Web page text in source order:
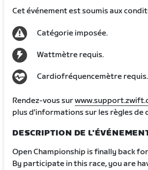
Cet événement est soumis aux
Catégorie imposée.
Wattmètre requis.
Cardiofréquencemètre requis.
Rendez-vous sur
plus d'informations sur les règles de
DESCRIPTION DE
Open Championship is finally back
By participate in this race, you are